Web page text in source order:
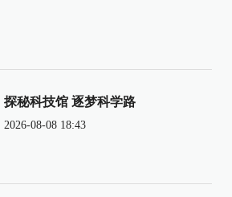
探秘科技馆 逐梦科学路
2026-08-08 18:43